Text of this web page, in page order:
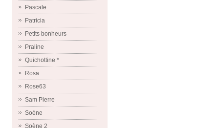
Pascale
Patricia
Petits bonheurs
Praline
Quichottine *
Rosa
Rose63
Sam Pierre
Soène
Soène 2